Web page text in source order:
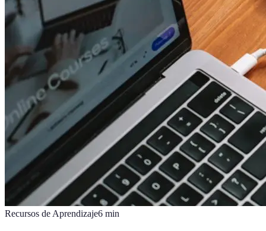
Recursos de Aprendizaje6 min